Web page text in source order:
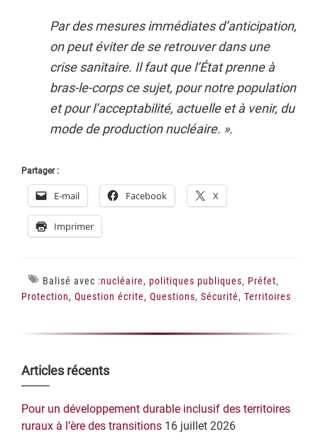
Par des mesures immédiates d’anticipation,
on peut éviter de se retrouver dans une
crise sanitaire. Il faut que l’État prenne à
bras-le-corps ce sujet, pour notre population
et pour l’acceptabilité, actuelle et à venir, du
mode de production nucléaire. ».
Partager :
E-mail Facebook X
Imprimer
Balisé avec :nucléaire, politiques publiques, Préfet,
Protection, Question écrite, Questions, Sécurité, Territoires
Barre
latérale
principale
Articles récents
Pour un développement durable inclusif des territoires
ruraux à l’ère des transitions 16 juillet 2026